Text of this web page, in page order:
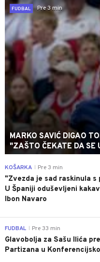
FUDBAL
Pre 3 min
MARKO SAVIĆ DIGAO
"ZAŠTO ČEKATE DA SE
KOŠARKA Pre 3 min
"Zvezda je sad raskinula s
U Španiji oduševljeni
Ibon Navaro
FUDBAL Pre 33 min
Glavobolja za Sašu Ilića
Partizana u